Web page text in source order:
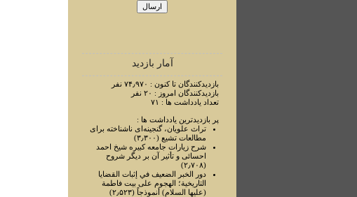
آمار بازدید
بازدیدکنندگان تا کنون : ۷۴٫۹۷۰ نفر
بازدیدکنندگان امروز : ۲۰ نفر
تعداد یادداشت ها : ۷۱
پر بازدیدترین یادداشت ها :
تراث علويان، گنجينه‌ای ناشناخته برای
مطالعات تشيع (۳٫۳۰۰)
شرح زيارات جامعه کبيره شيخ احمد
احسائی و تأثير آن بر ديگر شروح
(۲٫۷۰۸)
دور الخبر الضعيف في إثبات القضايا
التاريخية؛ الهجوم علی بيت فاطمة
(عليها السلام) أنموذجاً (۲٫۵۲۳)